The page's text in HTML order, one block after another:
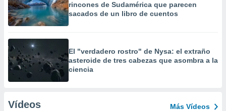
rincones de Sudamérica que parecen
sacados de un libro de cuentos
El "verdadero rostro" de Nysa: el extraño
asteroide de tres cabezas que asombra a la
ciencia
Vídeos Más Vídeos